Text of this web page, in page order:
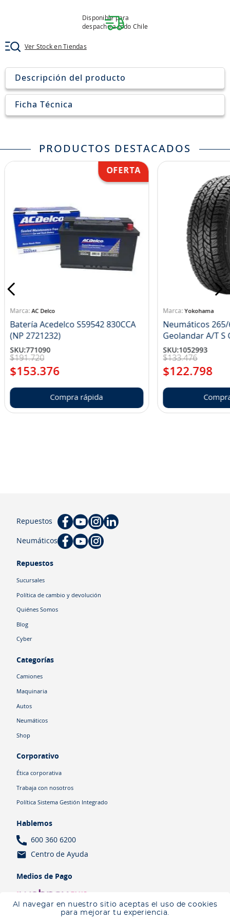
Al navegar en nuestro sitio aceptas el uso de cookies
para mejorar tu experiencia.
Disponible para
despacho a todo Chile
Ver Stock en Tiendas
Descripción del producto
Ficha Técnica
PRODUCTOS DESTACADOS
AC Delco
Batería Acedelco S59542 830CCA
(NP 2721232)
SKU:771090
$191.720
$153.376
Compra rápida
Yokohama
Neumáticos 265/
SKU:1052993
$133.476
$122.798
Repuestos
Neumáticos
Repuestos
Sucursales
Política de cambio y devolución
Quiénes Somos
Blog
Cyber
Categorías
Camiones
Maquinaria
Autos
Neumáticos
Shop
Corporativo
Ética corporativa
Trabaja con nosotros
Política Sistema Gestión Integrado
Hablemos
600 360 6200
Centro de Ayuda
Medios de Pago
10
john deere